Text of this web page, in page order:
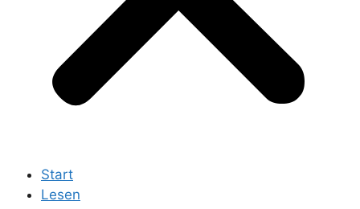
Start
Lesen